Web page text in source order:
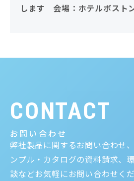
します 会場：ホテルボスト
CONTACT
お問い合わせ
弊社製品に関するお問い合わせ
ンプル・カタログの資料請求、
談などお気軽にお問い合わせくだ